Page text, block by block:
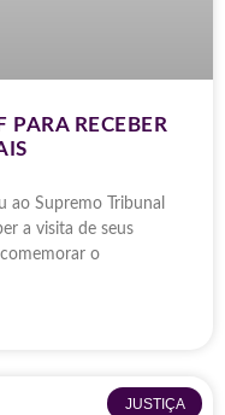
PARA RECEBER
ao Supremo Tribunal
a visita de seus
o
JUSTIÇA